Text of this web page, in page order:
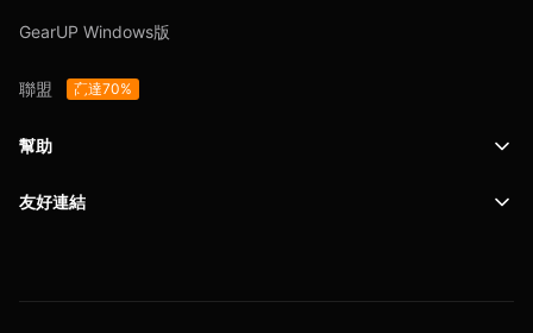
GearUP Windows版
聯盟 高達70%
幫助
支援
友好連結